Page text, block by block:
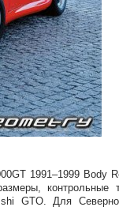
1991–1999 Body
контрольные
GTO. Для